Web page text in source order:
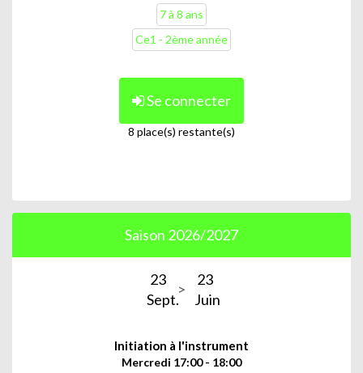
7 à 8 ans
Ce1 - 2ème année
Se connecter
8 place(s) restante(s)
Saison 2026/2027
23
Sept.
23
Juin
Initiation à l'instrument
Mercredi 17:00 - 18:00